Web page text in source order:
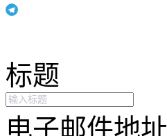
标题
电子邮件地址